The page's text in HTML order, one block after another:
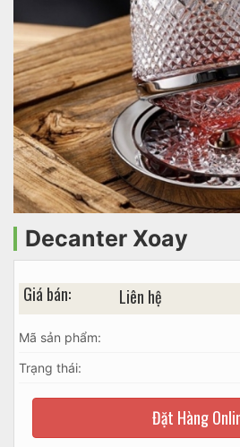
Decanter Xoay
Giá bán: Liên hệ
Mã sản phẩm:
Trạng thái:
Đặt Hàng